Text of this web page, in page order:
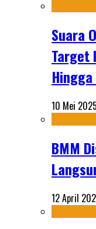
Suara
Target
10 Mei 2025
BMM
12 April